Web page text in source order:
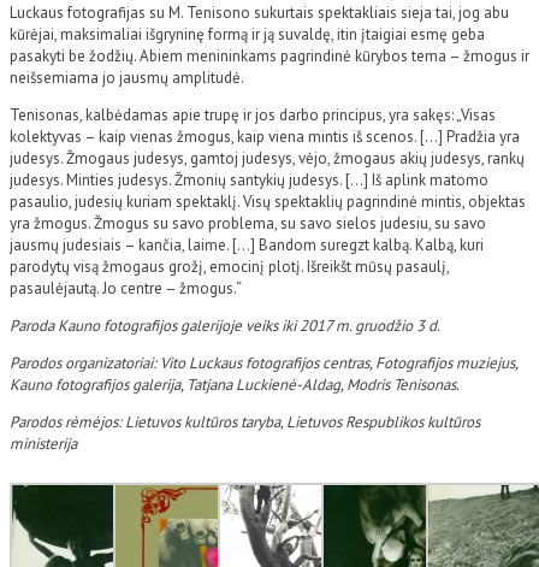
Luckaus fotografijas su M. Tenisono sukurtais spektakliais sieja tai, jog abu
kūrėjai, maksimaliai išgryninę formą ir ją suvaldę, itin įtaigiai esmę geba
pasakyti be žodžių. Abiem menininkams pagrindinė kūrybos tema – žmogus ir
neišsemiama jo jausmų amplitudė.
Tenisonas, kalbėdamas apie trupę ir jos darbo principus, yra sakęs: „Visas
kolektyvas – kaip vienas žmogus, kaip viena mintis iš scenos. […] Pradžia yra
judesys. Žmogaus judesys, gamtoj judesys, vėjo, žmogaus akių judesys, rankų
judesys. Minties judesys. Žmonių santykių judesys. […] Iš aplink matomo
pasaulio, judesių kuriam spektaklį. Visų spektaklių pagrindinė mintis, objektas
yra žmogus. Žmogus su savo problema, su savo sielos judesiu, su savo
jausmų judesiais – kančia, laime. […] Bandom suregzt kalbą. Kalbą, kuri
parodytų visą žmogaus grožį, emocinį plotį. Išreikšt mūsų pasaulį,
pasaulėjautą. Jo centre – žmogus.“
Paroda Kauno fotografijos galerijoje veiks iki 2017 m. gruodžio 3 d.
Parodos organizatoriai: Vito Luckaus fotografijos centras, Fotografijos muziejus,
Kauno fotografijos galerija, Tatjana Luckienė-Aldag, Modris Tenisonas.
Parodos rėmėjos: Lietuvos kultūros taryba, Lietuvos Respublikos kultūros
ministerija